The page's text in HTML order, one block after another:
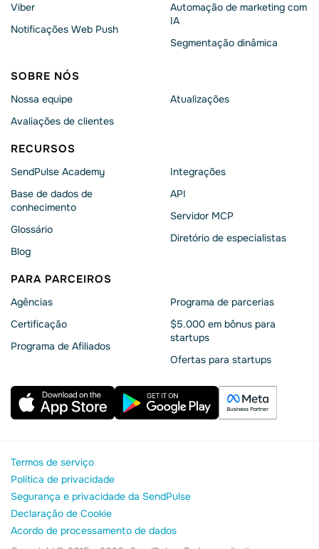
Viber
Notificações Web Push
Automação de marketing com
IA
Segmentação dinâmica
SOBRE NÓS
Nossa equipe
Avaliações de clientes
Atualizações
RECURSOS
SendPulse Academy
Base de dados de
conhecimento
Glossário
Blog
Integrações
API
Servidor MCP
Diretório de especialistas
PARA PARCEIROS
Agências
Сertificação
Programa de Afiliados
Programa de parcerias
$5.000 em bônus para
startups
Ofertas para startups
Termos de serviço
Política de privacidade
Segurança e privacidade da SendPulse
Declaração de Cookie
Acordo de processamento de dados